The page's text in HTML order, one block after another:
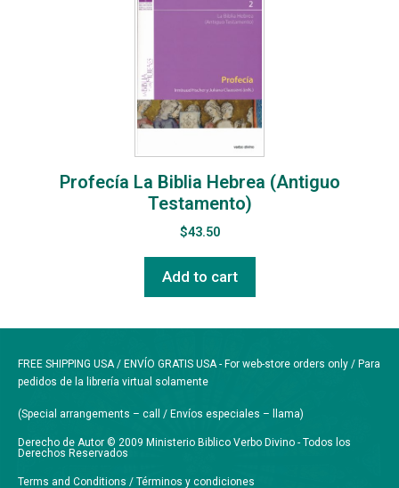
Profecía La Biblia Hebrea (Antiguo
Testamento)
$43.50
Add to cart
FREE SHIPPING USA / ENVÍO GRATIS USA - For web-store orders only / Para
pedidos de la librería virtual solamente
(Special arrangements – call / Envíos especiales – llama)
Derecho de Autor © 2009 Ministerio Biblico Verbo Divino - Todos los
Derechos Reservados
Terms and Conditions / Términos y condiciones